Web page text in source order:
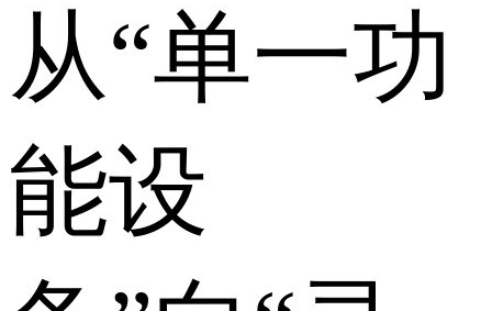
从“单一功
能设